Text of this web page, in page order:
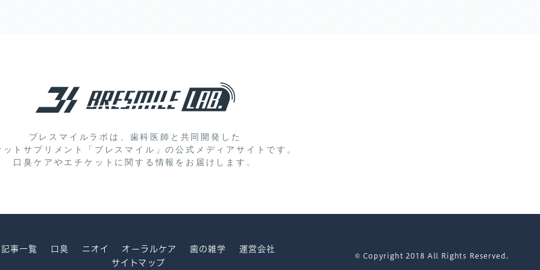
ブレスマイルラボは、歯科医師と共同開発した
ットサプリメント「ブレスマイル」の公式メディアサイトです。
口臭ケアやエチケットに関する情報をお届けします。
記事一覧 口臭 ニオイ オーラルケア 歯の雑学
運営会社
サイトマップ
© Copyright 2018 All Rights Reserved.